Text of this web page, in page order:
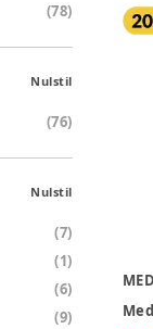
(78)
Nulstil
(76)
Nulstil
(7)
(1)
(6)
(9)